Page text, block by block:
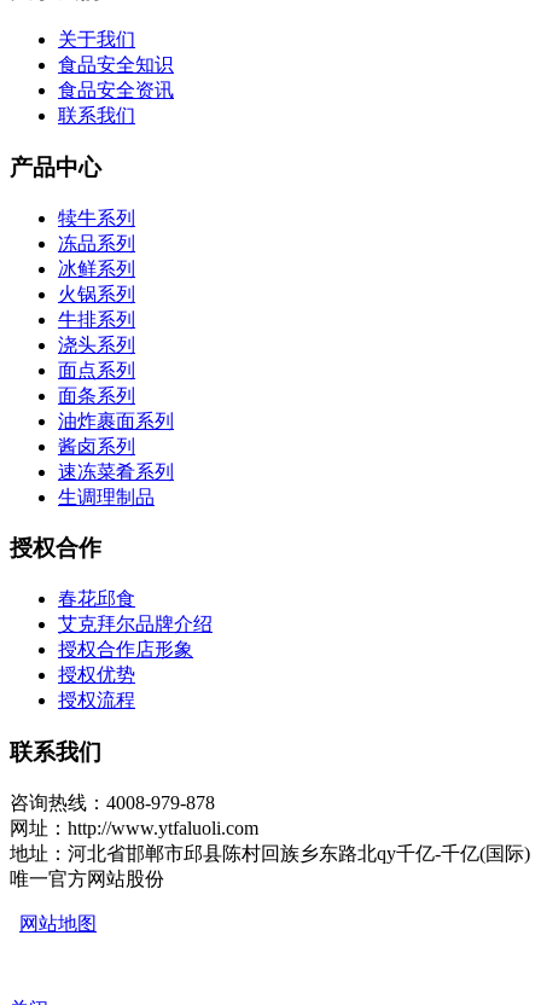
关于我们
食品安全知识
食品安全资讯
联系我们
产品中心
犊牛系列
冻品系列
冰鲜系列
火锅系列
牛排系列
浇头系列
面点系列
面条系列
油炸裹面系列
酱卤系列
速冻菜肴系列
生调理制品
授权合作
春花邱食
艾克拜尔品牌介绍
授权合作店形象
授权优势
授权流程
联系我们
咨询热线：4008-979-878
网址：http://www.ytfaluoli.com
地址：河北省邯郸市邱县陈村回族乡东路北qy千亿-千亿(国际)
唯一官方网站股份
网站地图